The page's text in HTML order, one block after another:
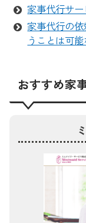
家事代行サ
家事代行の
うことは可
おすすめ家